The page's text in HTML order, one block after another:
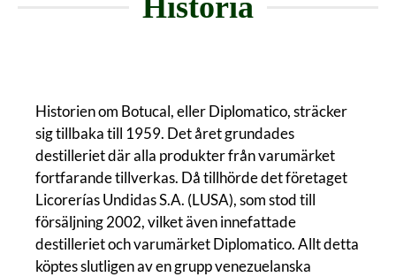
Historia
Historien om Botucal, eller Diplomatico, sträcker
sig tillbaka till 1959. Det året grundades
destilleriet där alla produkter från varumärket
fortfarande tillverkas. Då tillhörde det företaget
Licorerías Undidas S.A. (LUSA), som stod till
försäljning 2002, vilket även innefattade
destilleriet och varumärket Diplomatico. Allt detta
köptes slutligen av en grupp venezuelanska